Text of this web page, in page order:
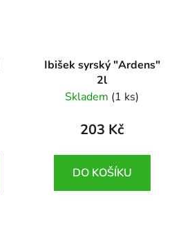
Ibišek syrský "Ardens"
2l
Hibiscus syriacus
Skladem (1 ks)
203 Kč
DO KOŠÍKU